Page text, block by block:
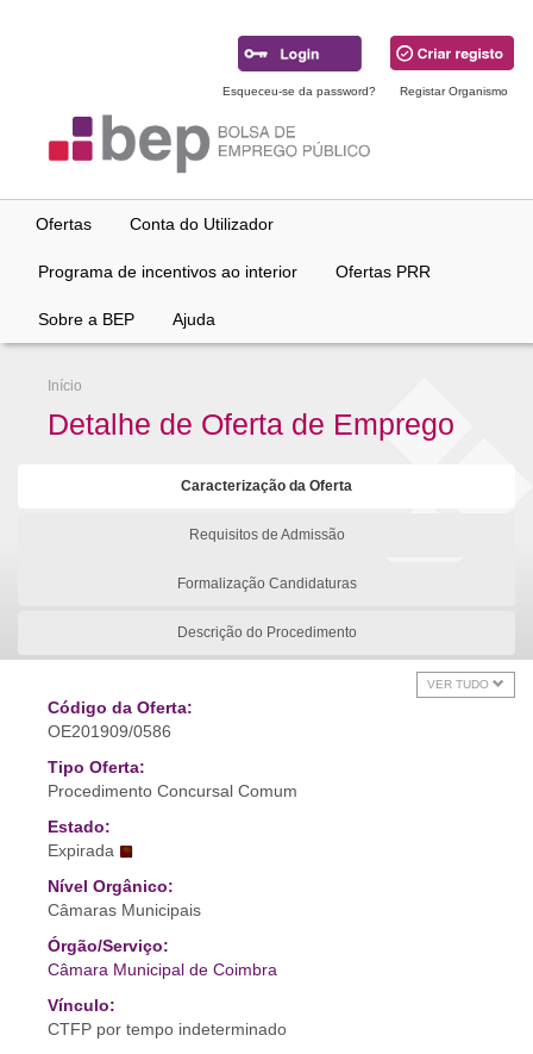
Esqueceu-se da password? Registar Organismo
Ofertas Conta do Utilizador
Programa de incentivos ao interior Ofertas PRR
Sobre a BEP Ajuda
Início
Detalhe de Oferta de Emprego
Caracterização da Oferta
Requisitos de Admissão
Formalização Candidaturas
Descrição do Procedimento
VER TUDO
Código da Oferta:
OE201909/0586
Tipo Oferta:
Procedimento Concursal Comum
Estado:
Expirada
Nível Orgânico:
Câmaras Municipais
Órgão/Serviço:
Câmara Municipal de Coimbra
Vínculo:
CTFP por tempo indeterminado